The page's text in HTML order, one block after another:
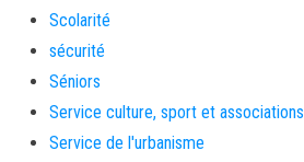
Scolarité
sécurité
Séniors
Service culture, sport et associations
Service de l'urbanisme